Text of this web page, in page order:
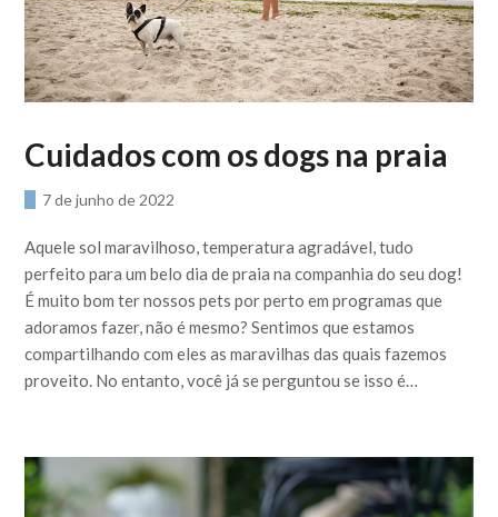
Cuidados com os dogs na praia
7 de junho de 2022
Aquele sol maravilhoso, temperatura agradável, tudo
perfeito para um belo dia de praia na companhia do seu dog!
É muito bom ter nossos pets por perto em programas que
adoramos fazer, não é mesmo? Sentimos que estamos
compartilhando com eles as maravilhas das quais fazemos
proveito. No entanto, você já se perguntou se isso é…